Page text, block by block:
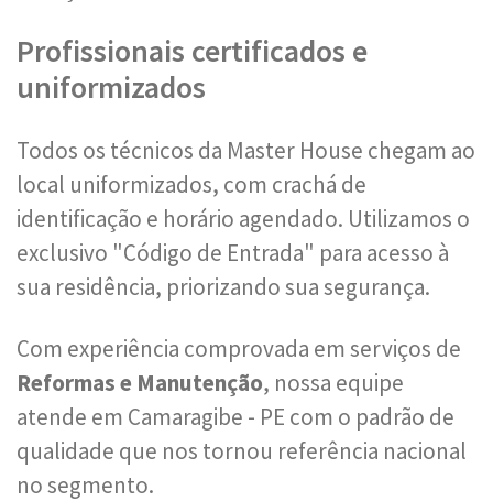
Profissionais certificados e
uniformizados
Todos os técnicos da Master House chegam ao
local uniformizados, com crachá de
identificação e horário agendado. Utilizamos o
exclusivo "Código de Entrada" para acesso à
sua residência, priorizando sua segurança.
Com experiência comprovada em serviços de
Reformas e Manutenção, nossa equipe
atende em Camaragibe - PE com o padrão de
qualidade que nos tornou referência nacional
no segmento.